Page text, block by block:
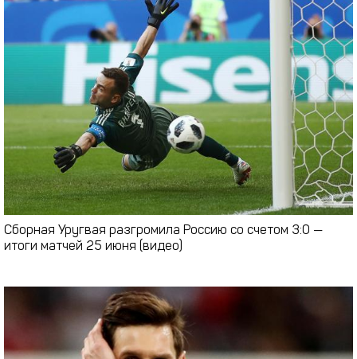
Сборная Уругвая разгромила Россию со счетом 3:0 —
итоги матчей 25 июня (видео)